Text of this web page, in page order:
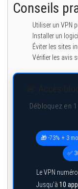
Conseils
Utiliser un VPN
Installer un
Éviter les sites
Vérifier les avis
Débloquez en
🎁 -73% + 3
✅
Le VPN
Jusqu’à 10